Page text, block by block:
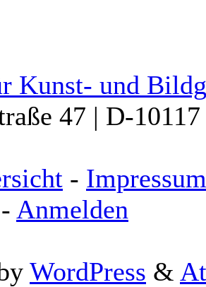
Kunst- und
47 | D-
- Impressum
- Anmelden
WordPress &